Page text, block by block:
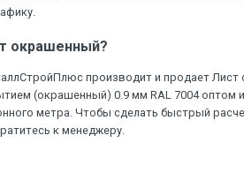
окрашенный?
производит и продает Лист
(окрашенный) 0.9 мм RAL 7004 оптом
метра. Чтобы сделать быстрый
к менеджеру.